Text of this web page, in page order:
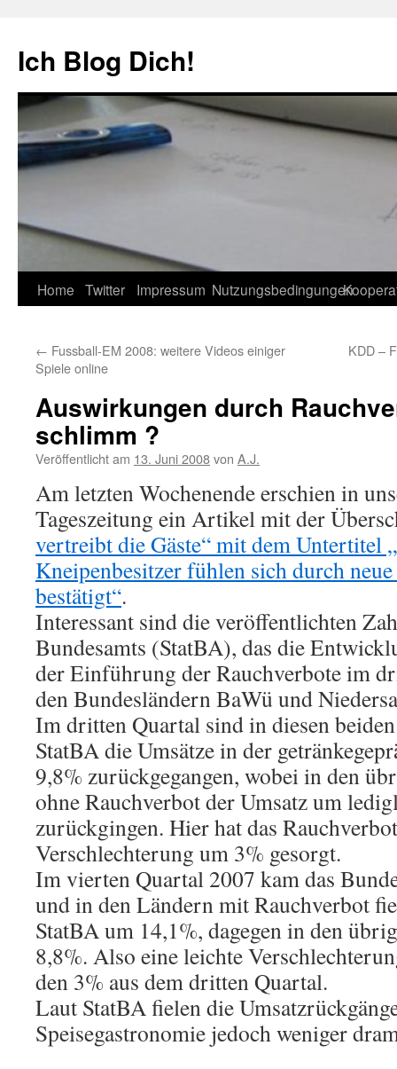
springen
Ich Blog Dich!
Home Twitter Impressum Nutzungsbedingungen
← Fussball-EM 2008: weitere Videos einiger
Spiele online
KDD –
Auswirkungen durch
schlimm ?
Veröffentlicht am 13. Juni 2008von A.J.
Am letzten Wochenende erschien in
Tageszeitung ein Artikel mit der
vertreibt die Gäste“ mit dem Untertitel
Kneipenbesitzer fühlen sich durch
bestätigt“.
Interessant sind die veröffentlichten
Bundesamts (StatBA), das die
der Einführung der Rauchverbote im
den Bundesländern BaWü und
Im dritten Quartal sind in diesen
StatBA die Umsätze in der
9,8% zurückgegangen, wobei in den
ohne Rauchverbot der Umsatz um
zurückgingen. Hier hat das
Verschlechterung um 3% gesorgt.
Im vierten Quartal 2007 kam das
und in den Ländern mit Rauchverbot
StatBA um 14,1%, dagegen in den
8,8%. Also eine leichte
den 3% aus dem dritten Quartal.
Laut StatBA fielen die
Speisegastronomie jedoch weniger